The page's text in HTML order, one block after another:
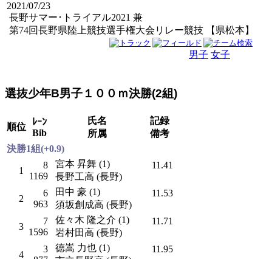
2021/07/23
長野サマー･トライアル2021 兼
第74回長野県陸上競技選手権大会リレー競技 【県松本】
男子 女子
選抜少年B男子１００ｍ決勝(2組)
順位
ﾚｰﾝ
Bib
氏名
所属
記録
備考
決勝1組(+0.9)
1
8
1169
宮本 昇舞 (1)
長野工高 (長野)
11.41
2
6
963
田中 豪 (1)
須坂創成高 (長野)
11.53
3
7
1596
佐々木 隆之介 (1)
岩村田高 (長野)
11.71
4
3
德嵩 力也 (1)
11.95